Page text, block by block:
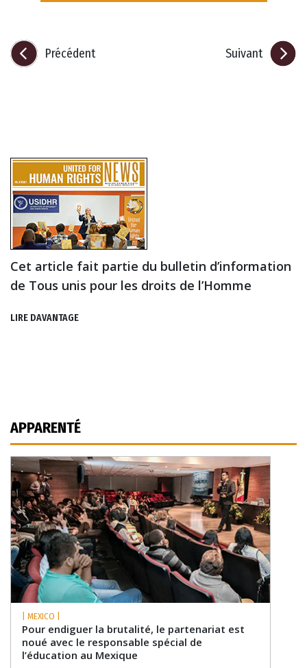
Précédent Suivant
Cet article fait partie du bulletin d’information
de Tous unis pour les droits de l’Homme
LIRE DAVANTAGE
APPARENTÉ
| MEXICO |
Pour endiguer la brutalité, le partenariat est
noué avec le responsable spécial de
l’éducation au Mexique